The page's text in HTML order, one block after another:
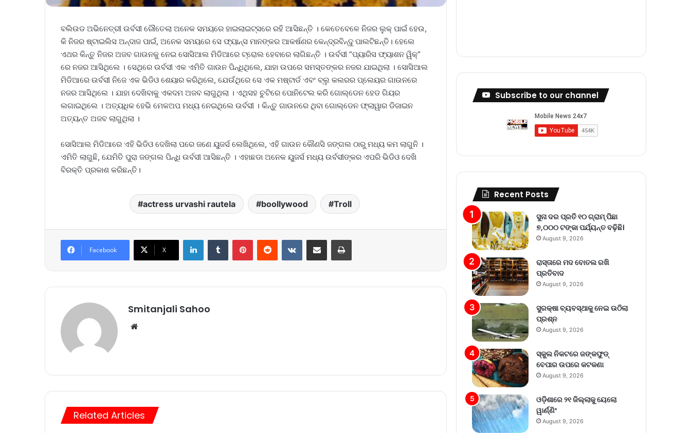
ବଲିଉଡ ଅଭିନେତ୍ରୀ ଉର୍ବସୀ ରୌତେଲା ଅନେକ ସମୟରେ ହାଇଲାଇଟ୍ସରେ ରହି ଆସିଛନ୍ତି । କେତେବେଳେ ନିଜର ଲୁକ୍ ପାଇଁ ହେଉ,
କି ନିଜର ଷ୍ଟାଇଲିସ ଅନ୍ଦାଜ ପାଇଁ, ଅନେକ ସମୟରେ ସେ ଫ୍ୟାନ୍ସ ମାନଙ୍କର ଆକର୍ଷଣର କେନ୍ଦ୍ରବିନ୍ଦୁ ପାଲଟିଛନ୍ତି। ହେଲେ
ଏଥର କିନ୍ତୁ ନିଜର ଅଜବ ଗାଉନକୁ ନେଇ ସୋସିଆଲ ମିଡିଆରେ ଟ୍ରୋଲ ହେବାରେ ଲାଗିଛନ୍ତି । ଉର୍ବସୀ “ପ୍ୟାରିସ ଫ୍ୟାଶନ ୱିକ୍”
ରେ ନଜର ଆସିଥିଲେ । ସେଥିରେ ଉର୍ବସୀ ଏକ ଏମିତି ଗାଉନ ପିନ୍ଧିଥିଲେ, ଯାହା ଉପରେ ସମସ୍ତଙ୍କର ନଜର ଯାଇଥିଲା । ସୋସିଆଲ
ମିଡିଆରେ ଉର୍ବସୀ ନିଜେ ଏକ ଭିଡିଓ ଶେୟାର କରିଥିଲେ, ଯେଉଁଥିରେ ସେ ଏକ ମଷ୍ଟାର୍ଡ ଏବଂ ବ୍ଲୁ କଲରର ପ୍ଲେୟର ଗାଉନରେ
ନଜର ଆସିଥିଲେ । ଯାହା ଦେଖିବାକୁ ଏକଦମ ଅଜବ ଲାଗୁଥିଲା । ଏଥିସହ ଚୁଟିରେ ପୋନିଟେଲ କରି ଗୋଲ୍ଡେନ ହେଡ ଗିୟର
ଲଗାଇଥିଲେ । ଅତ୍ୟଧିକ ହେଭି ମେକଅପ ମଧ୍ୟ ନେଇଥିଲେ ଉର୍ବସୀ । କିନ୍ତୁ ଗାଉନରେ ଥିବା ଗୋଲ୍ଡେନ ଫ୍ଲାୱାର ଡିଜାଇନ
ଅତ୍ୟନ୍ତ ଅଜବ ଲାଗୁଥିଲା ।
ସୋସିଆଲ ମିଡିଆରେ ଏହି ଭିଡିଓ ଦେଖିଲା ପରେ ଜଣେ ୟୁଜର୍ସ ଲେଖିଥିଲେ, ଏହି ଗାଉନ କୌଣସି ଜଙ୍ଗଲ ଠାରୁ ମଧ୍ୟ କମ ଲାଗୁନି ।
ଏମିତି ଲାଗୁଛି, ଯେମିତି ପୁରା ଜଙ୍ଗଲ ପିନ୍ଧି ଉର୍ବସୀ ଆସିଛନ୍ତି । ଏହାଛଡା ଅନେକ ୟୁଜର୍ସ ମଧ୍ୟ ଉର୍ବସୀଙ୍କର ଏପରି ଭିଡିଓ ଦେଖି
ବିରକ୍ତି ପ୍ରକାଶ କରିଛନ୍ତି।
actress urvashi rautela boollywood Troll
Facebook X
Smitanjali Sahoo
Related Articles
Subscribe to our channel
Recent Posts
ସୁନା ଦର ପ୍ରତି ୧୦ ଗ୍ରାମ୍‌ ପିଛା
୭,୦୦୦ ଟଙ୍କା ପର୍ଯ୍ୟନ୍ତ ବଢ଼ିଛି।
August 9, 2026
ରାସ୍ତାରେ ମଦ ବୋତଲ ରଖି
ପ୍ରତିବାଦ
August 9, 2026
ସୁରକ୍ଷା ବ୍ୟବସ୍ଥାକୁ ନେଇ ଉଠିଲା
ପ୍ରଶ୍ନ
August 9, 2026
ସ୍କୁଲ ନିକଟରେ ଜଙ୍କଫୁଡ୍
ବେପାର ଉପରେ କଟକଣା
August 9, 2026
ଓଡ଼ିଶାରେ ୨୧ ଜିଲ୍ଲାକୁ ୟେଲୋ
ୱାର୍ଣ୍ଣିଂ
August 9, 2026